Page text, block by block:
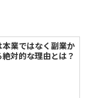
本業ではなく副業か
対的な理由とは？